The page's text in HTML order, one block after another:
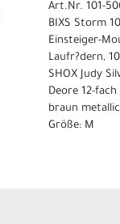
Art.Nr. 101-
BIXS Storm
Einsteiger-
Laufr?dern,
SHOX Judy
Deore 12-
braun metallic
Größe: M